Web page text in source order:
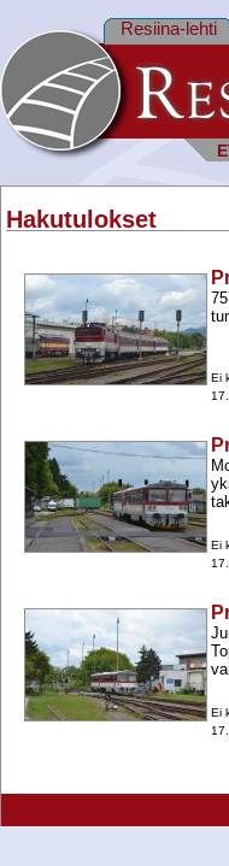
Resiina-lehti
Hakutulokset
Ei
Ei
Ei